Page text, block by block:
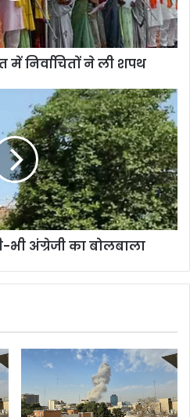
निर्वाचितों ने ली शपथ
भी अंग्रेजी का बोलबाला